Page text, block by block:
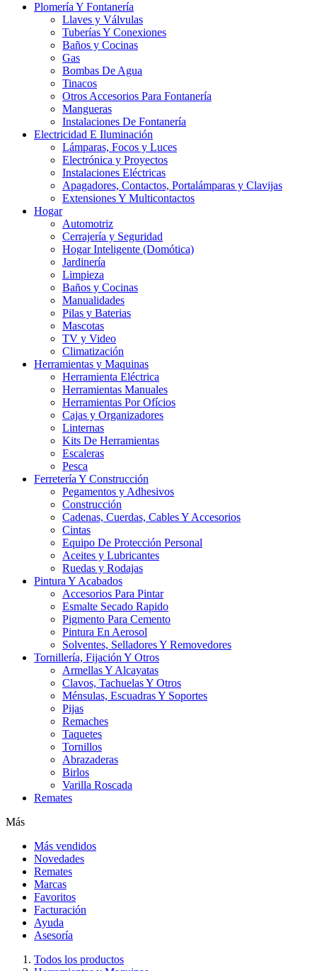
Plomería Y Fontanería
Llaves y Válvulas
Tuberías Y Conexiones
Baños y Cocinas
Gas
Bombas De Agua
Tinacos
Otros Accesorios Para Fontanería
Mangueras
Instalaciones De Fontanería
Electricidad E Iluminación
Lámparas, Focos y Luces
Electrónica y Proyectos
Instalaciones Eléctricas
Apagadores, Contactos, Portalámparas y Clavijas
Extensiones Y Multicontactos
Hogar
Automotriz
Cerrajería y Seguridad
Hogar Inteligente (Domótica)
Jardinería
Limpieza
Baños y Cocinas
Manualidades
Pilas y Baterias
Mascotas
TV y Video
Climatización
Herramientas y Maquinas
Herramienta Eléctrica
Herramientas Manuales
Herramientas Por Ofícios
Cajas y Organizadores
Linternas
Kits De Herramientas
Escaleras
Pesca
Ferretería Y Construcción
Pegamentos y Adhesivos
Construcción
Cadenas, Cuerdas, Cables Y Accesorios
Cintas
Equipo De Protección Personal
Aceites y Lubricantes
Ruedas y Rodajas
Pintura Y Acabados
Accesorios Para Pintar
Esmalte Secado Rapido
Pigmento Para Cemento
Pintura En Aerosol
Solventes, Selladores Y Removedores
Tornillería, Fijación Y Otros
Armellas Y Alcayatas
Clavos, Tachuelas Y Otros
Ménsulas, Escuadras Y Soportes
Pijas
Remaches
Taquetes
Tornillos
Abrazaderas
Birlos
Varilla Roscada
Remates
Más
Más vendidos
Novedades
Remates
Marcas
Favoritos
Facturación
Ayuda
Asesoría
Todos los productos